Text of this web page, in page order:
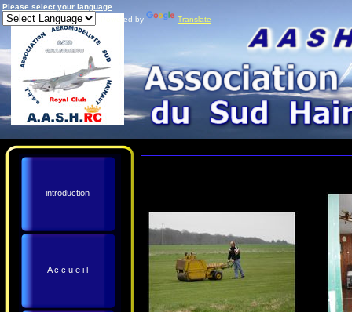
Please select your language
Powered by
Translate
introduction
A c c u e i l